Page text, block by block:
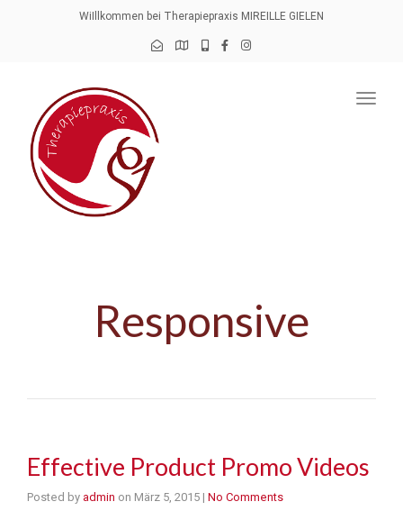
WiIllkommen bei Therapiepraxis MIREILLE GIELEN
Responsive
Effective Product Promo Videos
Posted by admin on März 5, 2015 | No Comments